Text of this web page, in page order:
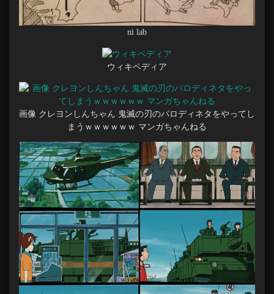
ni lab
ウィキペディア
画像 クレヨンしんちゃん 鬼滅の刃のパロディネタをやってし
まうｗｗｗｗｗｗ マンガちゃんねる